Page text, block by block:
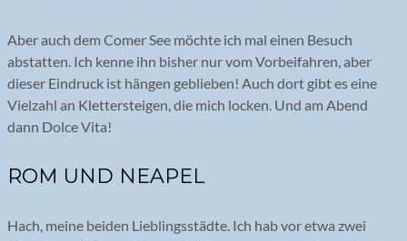
Aber auch dem Comer See möchte ich mal einen Besuch
abstatten. Ich kenne ihn bisher nur vom Vorbeifahren, aber
dieser Eindruck ist hängen geblieben! Auch dort gibt es eine
Vielzahl an Klettersteigen, die mich locken. Und am Abend
dann Dolce Vita!
ROM UND NEAPEL
Hach, meine beiden Lieblingsstädte. Ich hab vor etwa zwei